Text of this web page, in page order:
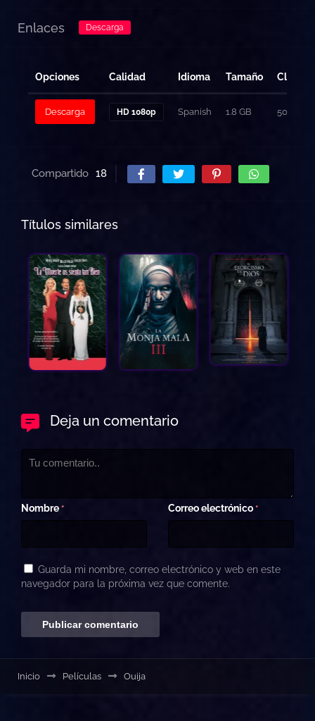
Enlaces Descarga
Opciones Calidad Idioma Tamaño Clicks
Descarga HD 1080p Spanish 1.8 GB 501
Compartido 18
Títulos similares
Deja un comentario
Nombre * Correo electrónico *
Guarda mi nombre, correo electrónico y web en este
navegador para la próxima vez que comente.
Inicio Películas Ouija